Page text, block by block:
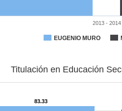
EUGENIO MURO
2013 - 2014
Titulación en Educación
83.33